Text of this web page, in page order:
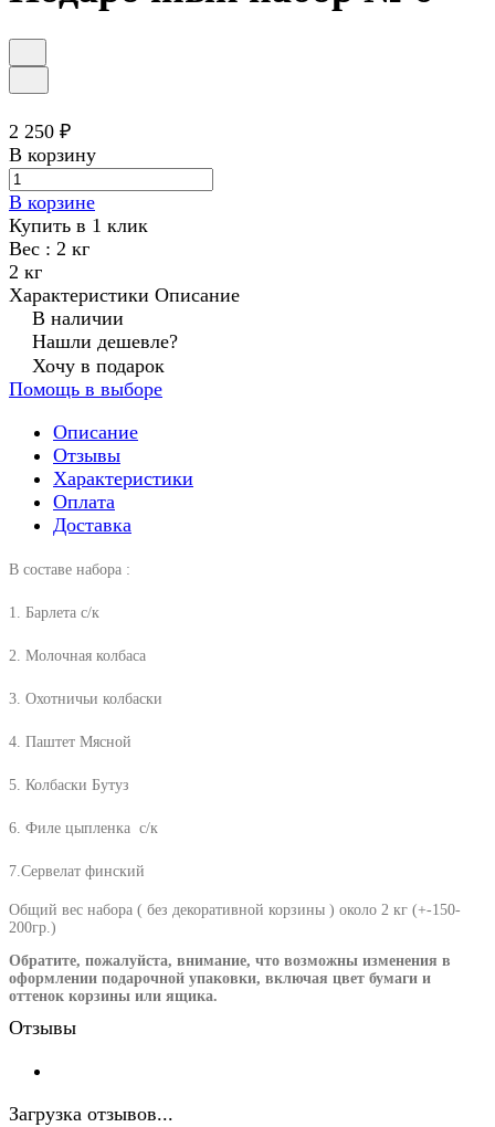
2 250 ₽
В корзину
В корзине
Купить в 1 клик
Вес : 2 кг
2 кг
Характеристики Описание
В наличии
Нашли дешевле?
Хочу в подарок
Помощь в выборе
Описание
Отзывы
Характеристики
Оплата
Доставка
В составе набора :
1. Барлета с/к
2. Молочная колбаса
3. Охотничьи колбаски
4. Паштет Мясной
5. Колбаски Бутуз
6. Филе цыпленка с/к
7.Сервелат финский
Общий вес набора ( без декоративной корзины ) около 2 кг (+-150-
200гр.)
Обратите, пожалуйста, внимание, что возможны изменения в
оформлении подарочной упаковки, включая цвет бумаги и
оттенок корзины или ящика.
Отзывы
Загрузка отзывов...